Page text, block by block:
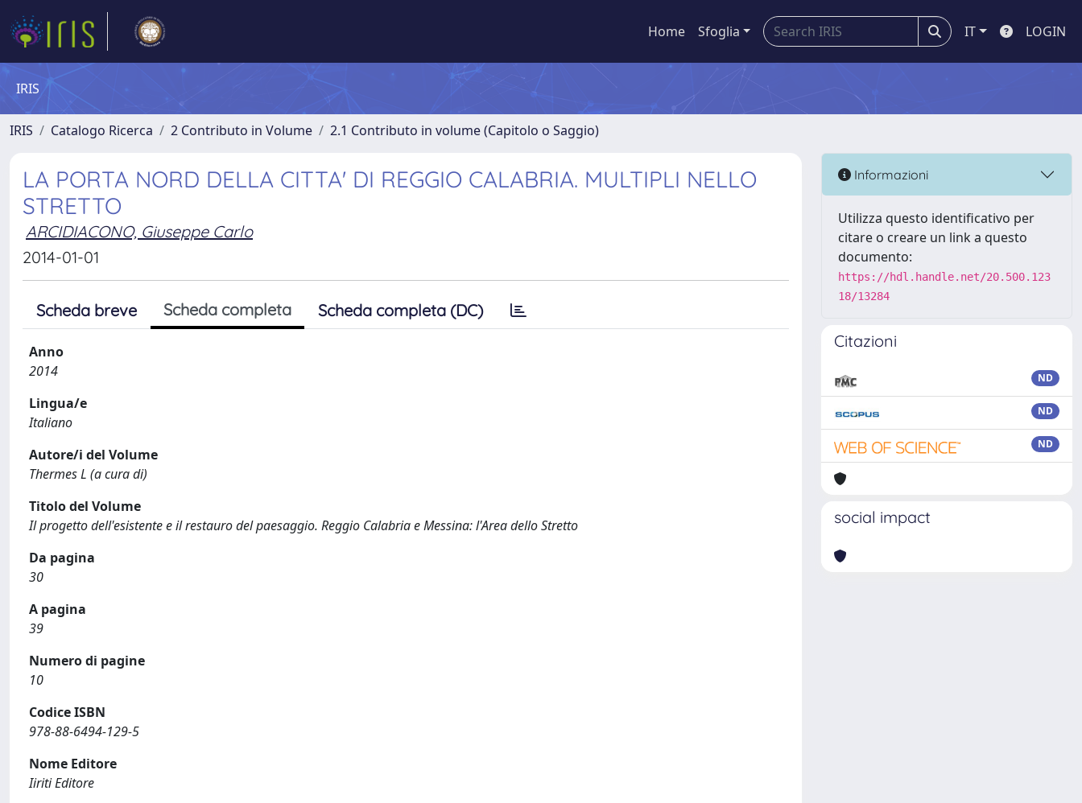
Home Sfoglia IT LOGIN
IRIS
IRIS Catalogo Ricerca 2 Contributo in Volume 2.1 Contributo in volume (Capitolo o Saggio)
LA PORTA NORD DELLA CITTA' DI REGGIO CALABRIA. MULTIPLI NELLO
STRETTO
ARCIDIACONO, Giuseppe Carlo
2014-01-01
Scheda breve Scheda completa Scheda completa (DC)
Anno
2014
Lingua/e
Italiano
Autore/i del Volume
Thermes L (a cura di)
Titolo del Volume
Il progetto dell'esistente e il restauro del paesaggio. Reggio Calabria e Messina: l'Area dello Stretto
Da pagina
30
A pagina
39
Numero di pagine
10
Codice ISBN
978-88-6494-129-5
Nome Editore
Iiriti Editore
Informazioni
Utilizza questo identificativo per
citare o creare un link a questo
documento:
https://hdl.handle.net/20.500.123
18/13284
Citazioni
ND
ND
ND
social impact